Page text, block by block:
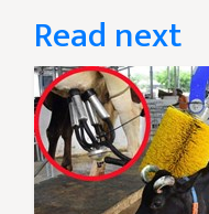
Read next